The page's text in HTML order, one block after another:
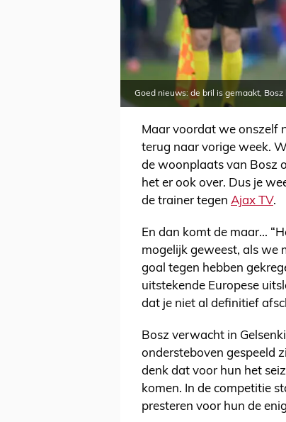
Goed nieuws: de bril is gemaakt,
Maar voordat we onszelf
terug naar vorige week.
de woonplaats van Bosz
het er ook over. Dus je
de trainer tegen Ajax TV.
En dan komt de maar...
mogelijk geweest, als we
goal tegen hebben
uitstekende Europese
dat je niet al definitief
Bosz verwacht in
ondersteboven gespeeld
denk dat voor hun het
komen. In de competitie
presteren voor hun de